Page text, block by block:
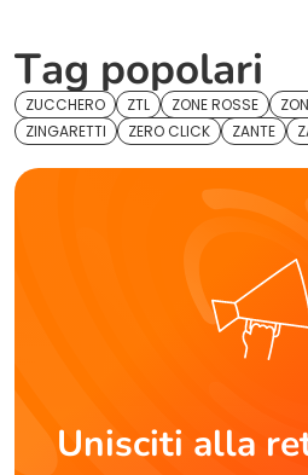
Tag popolari
ZUCCHERO ZTL ZONE ROSSE
ZINGARETTI
ZERO CLICK ZANTE
Unisciti alla